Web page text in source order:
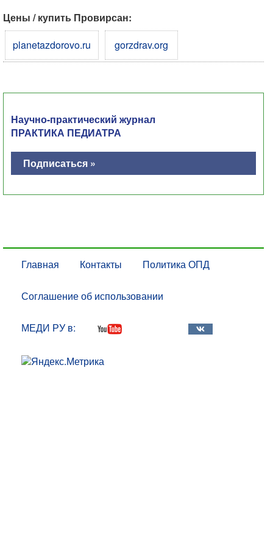
Цены / купить Провирсан:
planetazdorovo.ru
gorzdrav.org
Научно-практический журнал
ПРАКТИКА ПЕДИАТРА
Подписаться »
Главная Контакты Политика ОПД
Соглашение об использовании
МЕДИ РУ в: